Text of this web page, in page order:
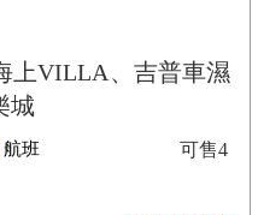
上VILLA、吉普車濕
城
航班 可售4